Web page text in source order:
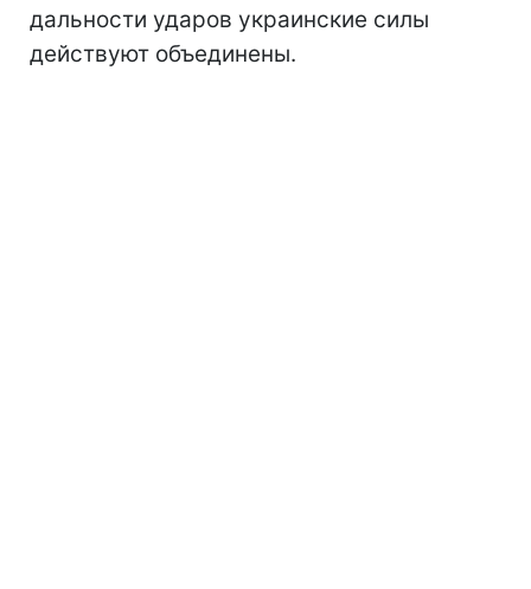
дальности ударов украинские силы
действуют объединены.